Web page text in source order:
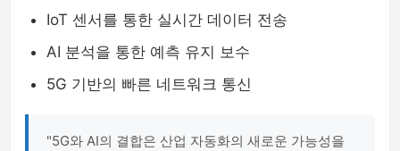
IoT 센서를 통한 실시간 데이터 전송
AI 분석을 통한 예측 유지 보수
5G 기반의 빠른 네트워크 통신
"5G와 AI의 결합은 산업 자동화의 새로운 가능성을